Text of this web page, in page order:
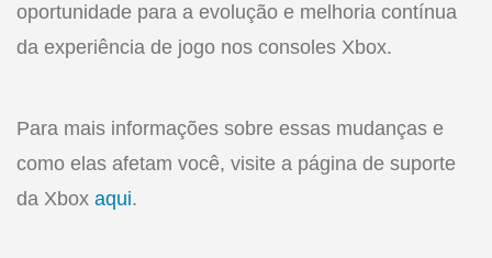
oportunidade para a evolução e melhoria contínua
da experiência de jogo nos consoles Xbox.
Para mais informações sobre essas mudanças e
como elas afetam você, visite a página de suporte
da Xbox aqui.